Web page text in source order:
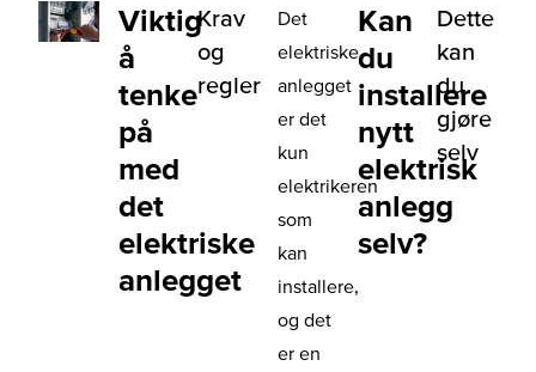
Viktig
å
tenke
på
med
det
elektriske
anlegget
Krav
og
regler
Det
elektriske
anlegget
er det
kun
elektrikeren
som
kan
installere,
og det
er en
Kan
du
installere
nytt
elektrisk
anlegg
selv?
Dette
kan
du
gjøre
selv